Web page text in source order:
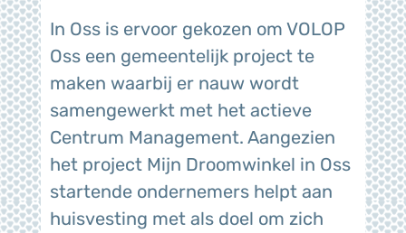
In Oss is ervoor gekozen om VOLOP
Oss een gemeentelijk project te
maken waarbij er nauw wordt
samengewerkt met het actieve
Centrum Management. Aangezien
het project Mijn Droomwinkel in Oss
startende ondernemers helpt aan
huisvesting met als doel om zich